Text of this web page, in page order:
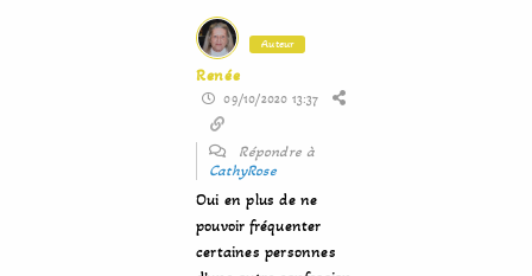
Auteur
Renée
09/10/2020 13:37
Répondre à
CathyRose
Oui en plus de ne
pouvoir fréquenter
certaines personnes